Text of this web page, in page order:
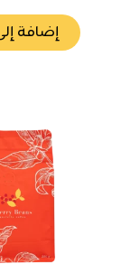
إضافة إلى